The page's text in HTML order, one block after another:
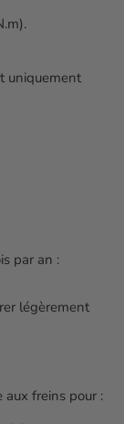
uniquement
par an :
légèrement
aux freins pour :